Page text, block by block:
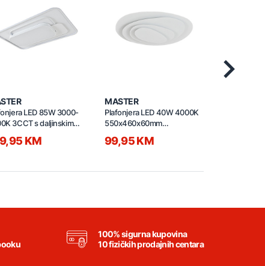
LED 85W 3000-
3CCT s daljinskim
1100
KM
MASTER
Plafonjera LED 40W 4000K
550x460x60mm
C230503201-550
99,95 KM
100% sigurna kupovina
10 fizičkih prodajnih centara